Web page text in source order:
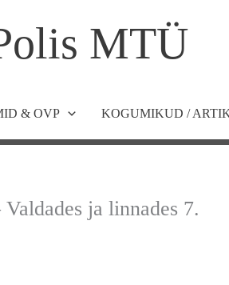
MTÜ
& OVP KOGUMIKUD /
ja linnades 7.